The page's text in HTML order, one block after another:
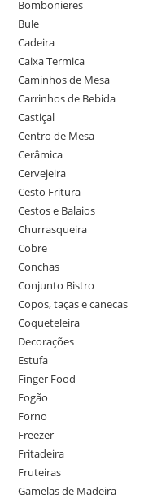
Bombonieres
Bule
Cadeira
Caixa Termica
Caminhos de Mesa
Carrinhos de Bebida
Castiçal
Centro de Mesa
Cerâmica
Cervejeira
Cesto Fritura
Cestos e Balaios
Churrasqueira
Cobre
Conchas
Conjunto Bistro
Copos, taças e canecas
Coqueteleira
Decorações
Estufa
Finger Food
Fogão
Forno
Freezer
Fritadeira
Fruteiras
Gamelas de Madeira